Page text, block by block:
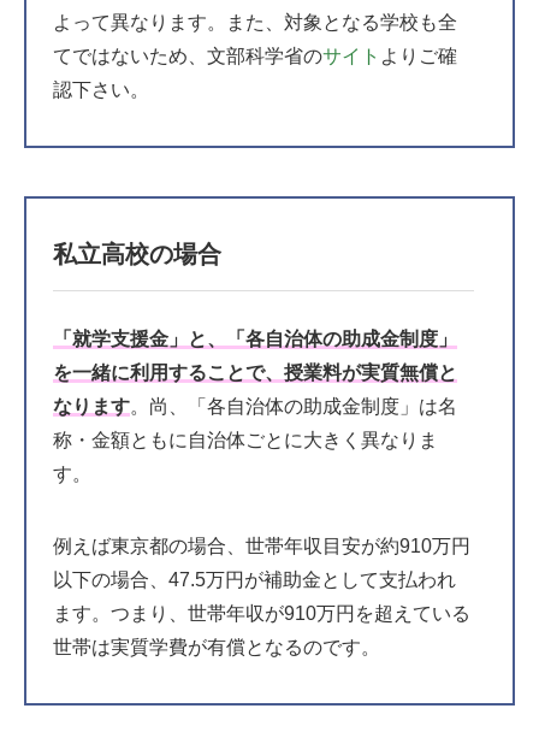
よって異なります。また、対象となる学校も全
てではないため、文部科学省のサイト よりご確
認下さい。
私立高校の場合
「就学支援金」と、「各自治体の助成金制度」
を一緒に利用することで、授業料が実質無償と
なります。尚、「各自治体の助成金制度」は名
称・金額ともに自治体ごとに大きく異なりま
す。
例えば東京都の場合、世帯年収目安が約910万円
以下の場合、47.5万円が補助金として支払われ
ます。つまり、世帯年収が910万円を超えている
世帯は実質学費が有償となるのです。